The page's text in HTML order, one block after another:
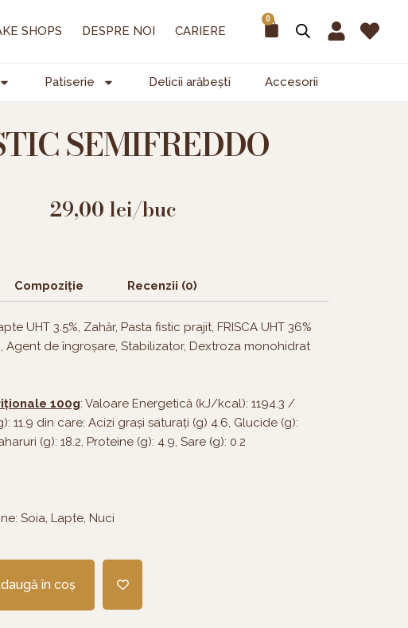
SHOPS DESPRE NOI CARIERE
0
Cart
Patiserie Delicii arăbești Accesorii
SEMIFREDDO
29,00 lei/buc
Compoziție Recenzii (0)
UHT 3.5%, Zahăr, Pasta fistic prajit, FRISCA UHT 36%
Agent de îngroșare, Stabilizator, Dextroza monohidrat
100g: Valoare Energetică (kJ/kcal): 1194.3 /
11.9 din care: Acizi grași saturați (g) 4.6, Glucide (g):
(g): 18.2, Proteine (g): 4.9, Sare (g): 0.2
Soia, Lapte, Nuci
în coș